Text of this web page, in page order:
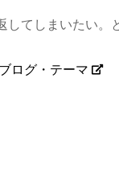
してしまいたい。
ログ・テーマ